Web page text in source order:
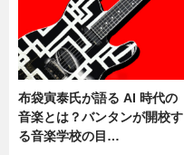
布袋寅泰氏が語る AI 時代の
音楽とは？バンタンが開校す
る音楽学校の目…